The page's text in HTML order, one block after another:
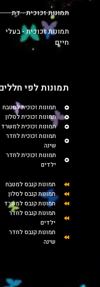
תמונות זכוכית - דת
תמונות זכוכית - בעלי
חיים
תמונות לפי
תמונות זכוכית למטבח
תמונות זכוכית לסלון
תמונות זכוכית למשרד
תמונות זכוכית לחדר
שינה
תמונות זכוכית לחדר
ילדים
תמונות קנבס למטבח
תמונות קנבס לסלון
תמונות קנבס למשרד
תמונות קנבס לחדר
ילדים
תמונות קנבס לחדר
שינה